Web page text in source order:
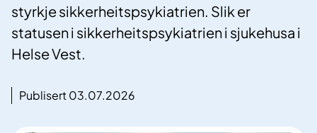
styrkje sikkerheitspsykiatrien. Slik er
statusen i sikkerheitspsykiatrien i sjukehusa i
Helse Vest.
Publisert 03.07.2026